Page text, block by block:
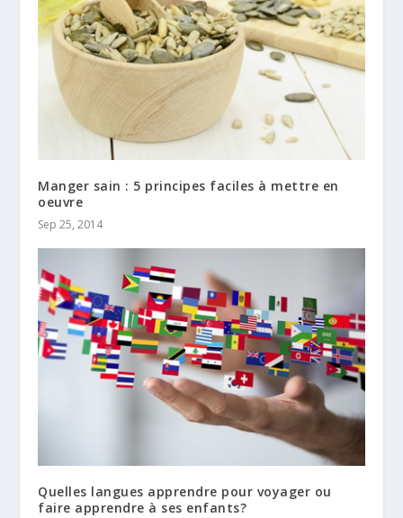
Manger sain : 5 principes faciles à mettre en
oeuvre
Sep 25, 2014
Quelles langues apprendre pour voyager ou
faire apprendre à ses enfants?